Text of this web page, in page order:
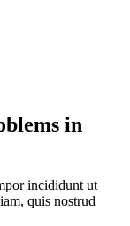
in
incididunt ut
quis nostrud